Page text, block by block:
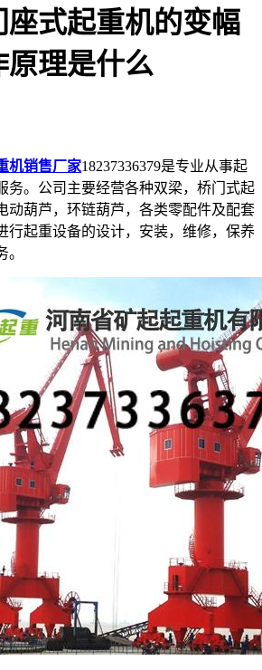
座式起重机的变幅
理是什么
机销售厂家18237336379是专业从事起
务。公司主要经营各种双梁，桥门式起
动葫芦，环链葫芦，各类零配件及配套
行起重设备的设计，安装，维修，保养